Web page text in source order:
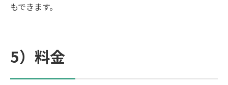
もできます。
5）料金